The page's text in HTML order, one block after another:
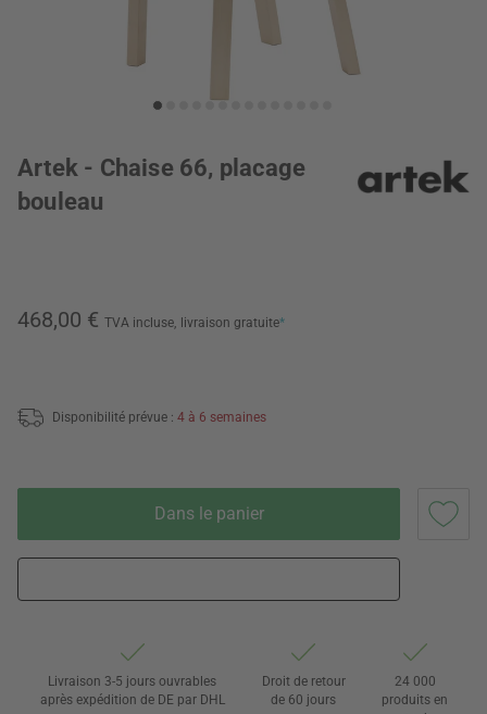
Artek - Chaise 66, placage
bouleau
468,00 € TVA incluse, livraison gratuite*
Disponibilité prévue : 4 à 6 semaines
Dans le panier
Livraison 3-5 jours ouvrables
après expédition de DE par DHL
Droit de retour
de 60 jours
24 000
produits en